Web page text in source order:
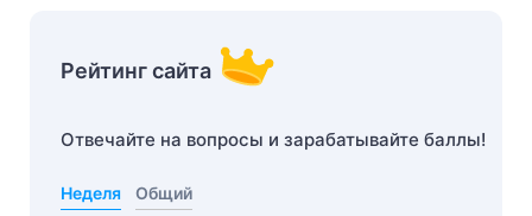
Рейтинг сайта
Отвечайте на вопросы и зарабатывайте баллы!
Неделя Общий